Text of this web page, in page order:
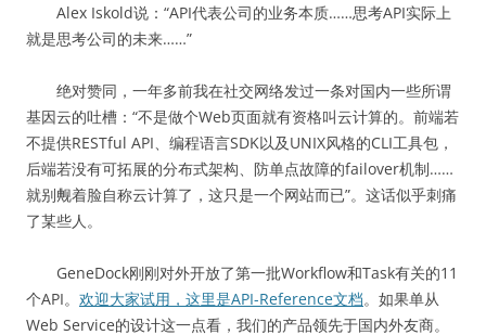
Alex Iskold说：“API代表公司的业务本质……思考API实际上
就是思考公司的未来……”
绝对赞同，一年多前我在社交网络发过一条对国内一些所谓
基因云的吐槽：“不是做个Web页面就有资格叫云计算的。前端若
不提供RESTful API、编程语言SDK以及UNIX风格的CLI工具包，
后端若没有可拓展的分布式架构、防单点故障的failover机制……
就别觍着脸自称云计算了，这只是一个网站而已”。这话似乎刺痛
了某些人。
GeneDock刚刚对外开放了第一批Workflow和Task有关的11
个API。 欢迎大家试用，这里是API-Reference文档。如果单从
Web Service的设计这一点看，我们的产品领先于国内外友商。